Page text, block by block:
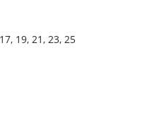
19, 21, 23, 25